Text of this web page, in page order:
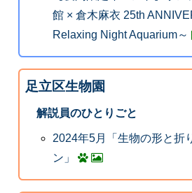
館 × 倉木麻衣 25th
Relaxing Night Aquarium～
足立区生物園
解説員のひとりごと
2024年5月「生物の形と折
ン」